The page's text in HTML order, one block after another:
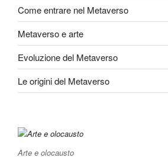
Come entrare nel Metaverso
Metaverso e arte
Evoluzione del Metaverso
Le origini del Metaverso
Arte e olocausto